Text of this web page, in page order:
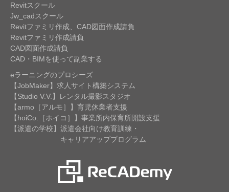
Revitスクール
Jw_cadスクール
Revitファミリ作成、CAD図面作成請負
Revitファミリ作成請負
CAD図面作成請負
CAD・BIMを使って副業する
eラーニングのプロシーズ
【JobMaker】求人サイト構築システム
【Studio V.V.】レンタル撮影スタジオ
【armo［アルモ］】育児休業者支援
【hoiCo.［ホイコ］】事業所内保育所開設支援
【派遣の学校】派遣会社向け教育訓練・
キャリアアッププログラム